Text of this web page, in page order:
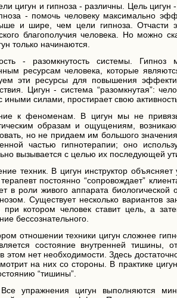
цигун и гипноза - различны. Цель
- помочь человеку максимально
и шире, чем цели гипноза. Отчасти
благополучия человека. Но можно
только начинаются.
- разомкнутость системы.
ресурсам человека, которые
эти ресурсы для повышения
Цигун - система “разомкнутая”:
иными силами, простирает свою
к феноменам. В цигун мы не
образам и ощущениям,
но не придаем им большого
частью гипнотерапии; оно
вызывается с целью их последующей
техник. В цигун инструктор
терапевт постоянно “сопровождает”
в роли живого аппарата биологической
Существует несколько вариантов
при котором человек ставит цель, а
бессознательного.
отношении техники цигун сложнее
состояние внутренней тишины,
этом нет необходимости. Здесь
на них со стороны. В практике
“тишины”.
упражнения цигун выполняются